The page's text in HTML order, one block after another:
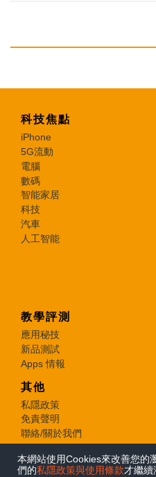
本網站使用Cookies來改善您的
們的私隱政策與使用條款才繼續
科技焦點
iPhone
5G流動
電腦
數碼
智能家居
科技
汽車
人工智能
教學評測
應用秘技
新品測試
Apps 情報
其他
私隱政策
免責聲明
聯絡/關於我們
© 2026 e-zone. All Rights